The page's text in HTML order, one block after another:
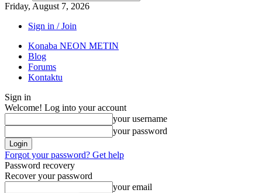
Friday, August 7, 2026
Sign in / Join
Konaba NEON METIN
Blog
Forums
Kontaktu
Sign in
Welcome! Log into your account
your username
your password
Forgot your password? Get help
Password recovery
Recover your password
your email